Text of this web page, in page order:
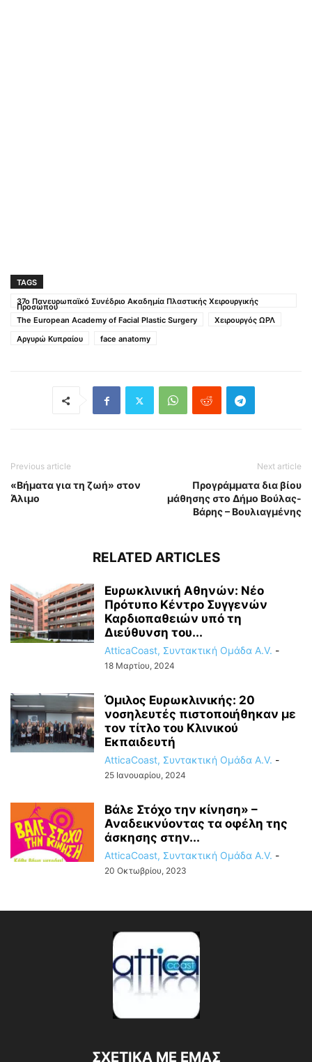
TAGS
37o Πανευρωπαϊκό Συνέδριο Ακαδημία Πλαστικής Χειρουργικής
Προσώπου
The European Academy of Facial Plastic Surgery
Χειρουργός ΩΡΛ
Αργυρώ Κυπραίου
face anatomy
Previous article
«Βήματα για τη ζωή» στον
Άλιμο
Next article
Προγράμματα δια βίου
μάθησης στο Δήμο Βούλας-
Βάρης – Βουλιαγμένης
RELATED ARTICLES
Ευρωκλινική Αθηνών: Νέο
Πρότυπο Κέντρο Συγγενών
Καρδιοπαθειών υπό τη
Διεύθυνση του...
AtticaCoast, Συντακτική Ομάδα A.V. -
18 Μαρτίου, 2024
Όμιλος Ευρωκλινικής: 20
νοσηλευτές πιστοποιήθηκαν με
τον τίτλο του Κλινικού
Εκπαιδευτή
AtticaCoast, Συντακτική Ομάδα A.V. -
25 Ιανουαρίου, 2024
Βάλε Στόχο την κίνηση» –
Αναδεικνύοντας τα οφέλη της
άσκησης στην...
AtticaCoast, Συντακτική Ομάδα A.V. -
20 Οκτωβρίου, 2023
ΣΧΕΤΙΚΑ ΜΕ ΕΜΑΣ